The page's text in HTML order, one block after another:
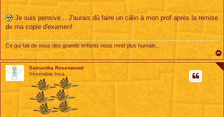
e
Je suis pensive... J'aurais dû faire un câlin à mon prof après la remise
de ma copie d'examen!
Ce qui fait de nous des grands enfants nous rend plus humain...
Samantha Rosenwood
Vénérable Inca